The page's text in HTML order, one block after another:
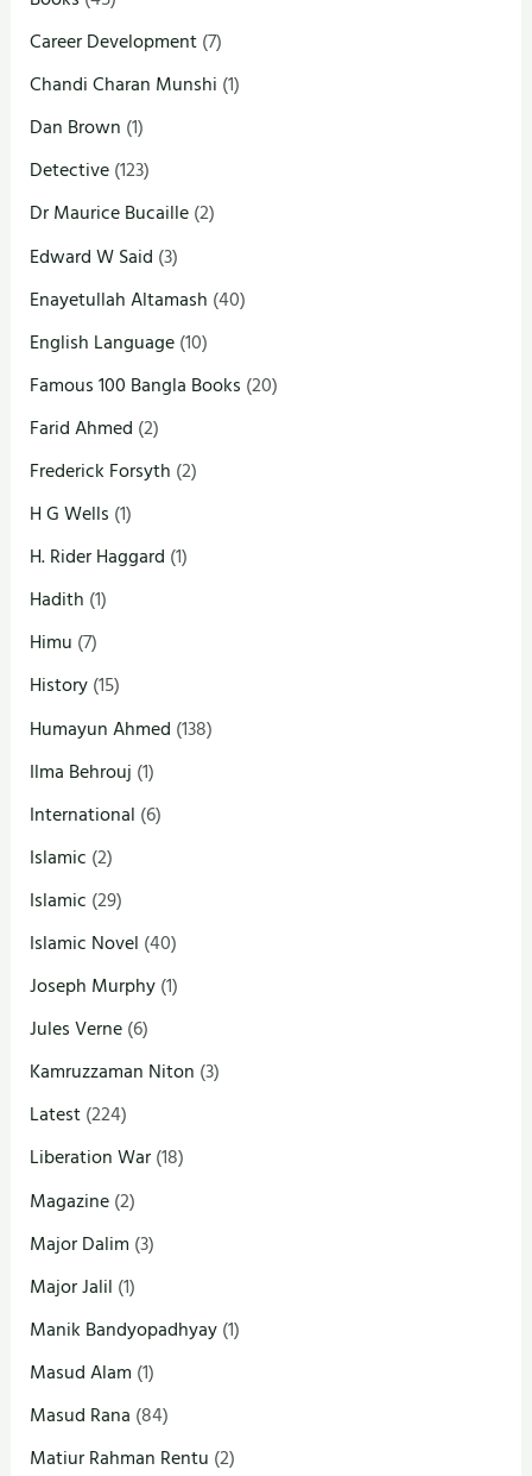
Career Development(7)
Chandi Charan Munshi (1)
Dan Brown (1)
Detective(123)
Dr Maurice Bucaille(2)
Edward W Said (3)
Enayetullah Altamash (40)
English Language(10)
Famous 100 Bangla Books (20)
Farid Ahmed (2)
Frederick Forsyth (2)
H G Wells (1)
H. Rider Haggard (1)
Hadith (1)
Himu (7)
History(15)
Humayun Ahmed (138)
Ilma Behrouj (1)
International (6)
Islamic (2)
Islamic (29)
Islamic Novel (40)
Joseph Murphy(1)
Jules Verne(6)
Kamruzzaman Niton (3)
Latest(224)
Liberation War(18)
Magazine(2)
Major Dalim (3)
Major Jalil (1)
Manik Bandyopadhyay(1)
Masud Alam (1)
Masud Rana (84)
Matiur Rahman Rentu (2)